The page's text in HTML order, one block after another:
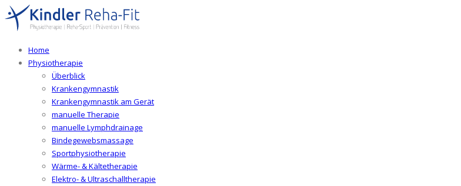
Home
Physiotherapie
Überblick
Krankengymnastik
Krankengymnastik am Gerät
manuelle Therapie
manuelle Lymphdrainage
Bindegewebsmassage
Sportphysiotherapie
Wärme- & Kältetherapie
Elektro- & Ultraschalltherapie